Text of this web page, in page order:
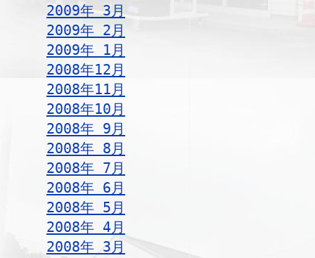
2009年 3月
2009年 2月
2009年 1月
2008年12月
2008年11月
2008年10月
2008年 9月
2008年 8月
2008年 7月
2008年 6月
2008年 5月
2008年 4月
2008年 3月